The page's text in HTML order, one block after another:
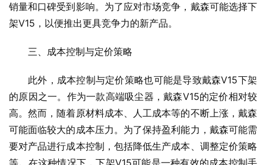
销量和口碑受到影响。为了应对市场竞争，戴森可能选择下
架V15，以便推出更具竞争力的新产品。
三、成本控制与定价策略
此外，成本控制与定价策略也可能是导致戴森V15下架
的原因之一。作为一款高端吸尘器，戴森V15的定价相对较
高。然而，随着原材料成本、人工成本等的不断上涨，戴森
可能面临较大的成本压力。为了保持盈利能力，戴森可能需
要对产品进行成本控制，包括降低生产成本、调整定价策略